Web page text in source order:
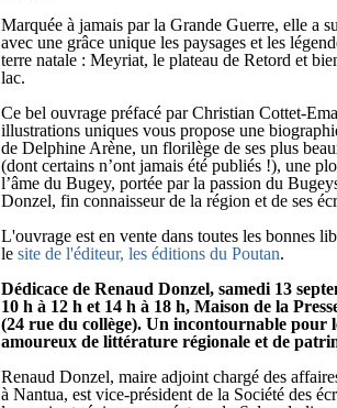
Marquée à jamais par la Grande Guerre, elle a
avec une grâce unique les paysages et les
terre natale : Meyriat, le plateau de Retord et
lac.
Ce bel ouvrage préfacé par Christian Cottet-
illustrations uniques vous propose une
de Delphine Arène, un florilège de ses plus
(dont certains n’ont jamais été publiés !), une
l’âme du Bugey, portée par la passion du
Donzel, fin connaisseur de la région et de ses
L'ouvrage est en vente dans toutes les bonnes
le site de l'éditeur, les éditions du Poutan.
Dédicace de Renaud Donzel, samedi 13
10 h à 12 h et 14 h à 18 h, Maison de la
(24 rue du collège). Un incontournable pour
amoureux de littérature régionale et de
Renaud Donzel, maire adjoint chargé des
à Nantua, est vice-président de la Société des